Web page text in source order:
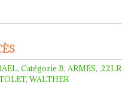
, Catégorie B, ARMES, .22LR
,WALTHER